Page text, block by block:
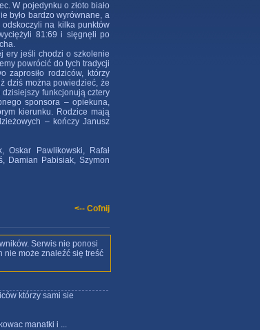
W pojedynku o złoto biało
było bardzo wyrównane, a
na kilka punktów
81:69 i sięgnęli po
ery jeśli chodzi o szkolenie
powrócić do tych tradycji
zaprosiło rodziców, którzy
dziś można powiedzieć, że
funkcjonują cztery
sponsora – opiekuna,
kierunku. Rodzice mają
– kończy Janusz
Oskar Pawlikowski, Rafał
Damian Pabisiak, Szymon
<-- Cofnij
Serwis nie ponosi
nie może znaleźć się treść
którzy sami sie
manatki i ...